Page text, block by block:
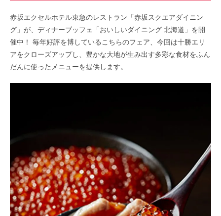
赤坂エクセルホテル東急のレストラン「赤坂スクエアダイニン
グ」が、ディナーブッフェ「おいしいダイニング 北海道」を開
催中！ 毎年好評を博しているこちらのフェア、今回は十勝エリ
アをクローズアップし、豊かな大地が生み出す多彩な食材をふん
だんに使ったメニューを提供します。